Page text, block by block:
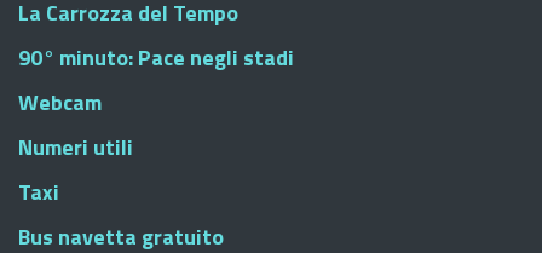
La Carrozza del Tempo
90° minuto: Pace negli stadi
Webcam
Numeri utili
Taxi
Bus navetta gratuito